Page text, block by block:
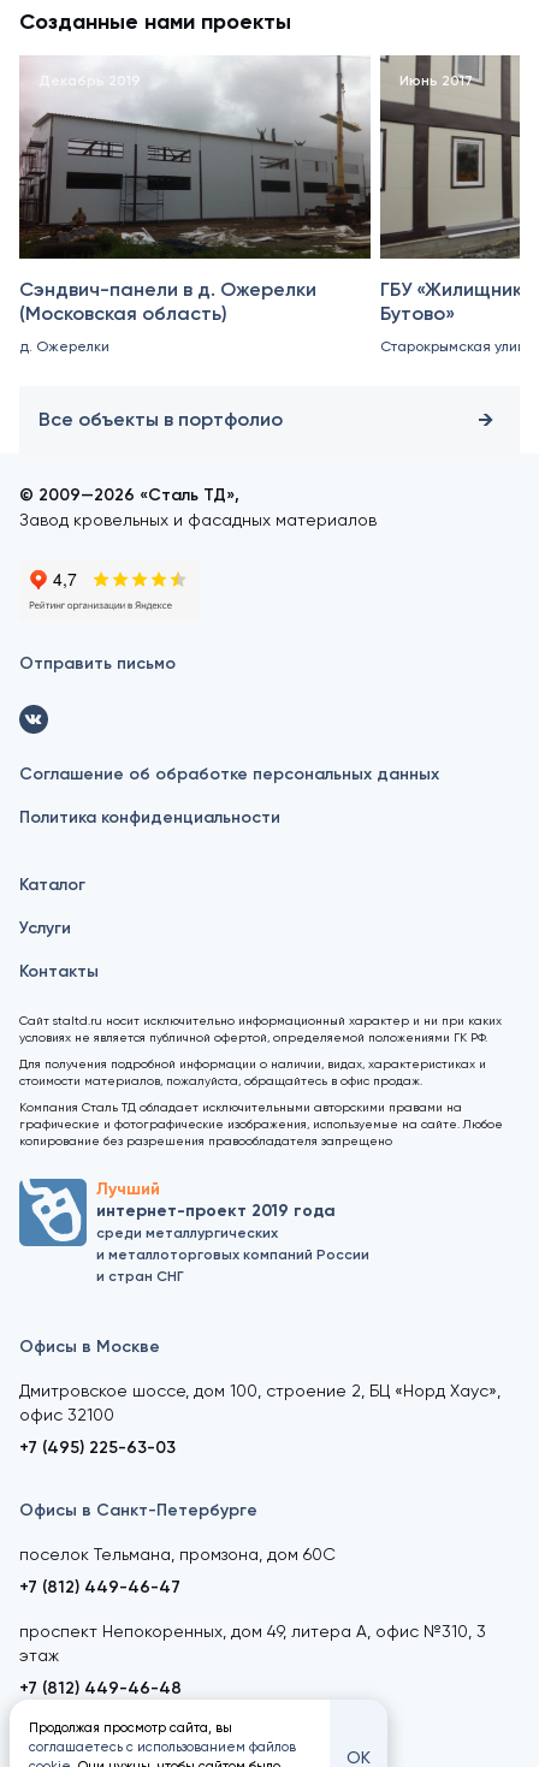
Созданные нами проекты
Декабрь 2019
Сэндвич-панели в д. Ожерелки
(Московская область)
д. Ожерелки
Июнь 2017
ГБУ «Жилищник
Бутово»
Старокрымская улица,
Все объекты в портфолио
© 2009—2026 «Сталь ТД»,
Завод кровельных и фасадных материалов
Отправить письмо
Соглашение об обработке персональных данных
Политика конфиденциальности
Каталог
Услуги
Контакты
Сайт staltd.ru носит исключительно информационный характер и ни при каких
условиях не является публичной офертой, определяемой положениями ГК РФ.
Для получения подробной информации о наличии, видах, характеристиках и
стоимости материалов, пожалуйста, обращайтесь в офис продаж.
Компания Сталь ТД обладает исключительными авторскими правами на
графические и фотографические изображения, используемые на сайте. Любое
копирование без разрешения правообладателя запрещено
Лучший
интернет-проект 2019 года
среди металлургических
и металлоторговых компаний России
и стран СНГ
Офисы в Москве
Дмитровское шоссе, дом 100, строение 2, БЦ «Норд Хаус»,
офис 32100
+7 (495) 225-63-03
Офисы в Санкт-Петербурге
поселок Тельмана, промзона, дом 60С
+7 (812) 449-46-47
проспект Непокоренных, дом 49, литера А, офис №310, 3
этаж
+7 (812) 449-46-48
Продолжая просмотр сайта, вы
соглашаетесь с использованием файлов
ОК